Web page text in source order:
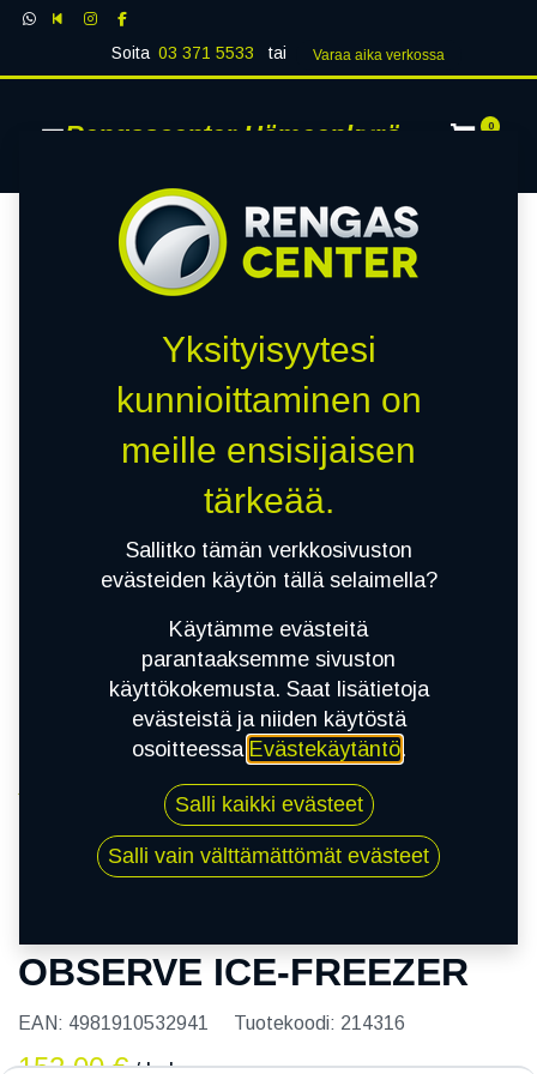
Soita 03 371 5533 tai Varaa aika verk​​​​ossa
Rengascenter Hämeenkyrö 0
215/50R17 91T TOYO OBSERVE ICE-FREEZER
OBSERVE ICE-FREEZER
EAN: 4981910532941 Tuotekoodi: 214316
152,00€
Yksityisyytesi
kunnioittaminen on
meille ensisijaisen
tärkeää.
Sallitko tämän verkkosivuston
evästeiden käytön tällä selaimella?
Käytämme evästeitä
parantaaksemme sivuston
käyttökokemusta. Saat lisätietoja
evästeistä ja niiden käytöstä
osoitteessa Evästekäytäntö.
Salli kaikki evästeet
Salli vain välttämättömät evästeet